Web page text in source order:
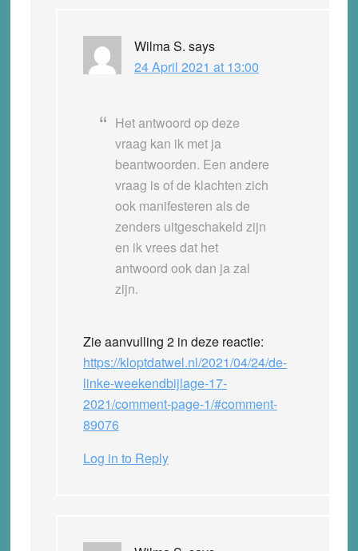
Wilma S. says
24 April 2021 at 13:00
Het antwoord op deze
vraag kan ik met ja
beantwoorden. Een andere
vraag is of de klachten zich
ook manifesteren als de
zenders uitgeschakeld zijn
en ik vrees dat het
antwoord ook dan ja zal
zijn.
Zieaanvulling 2in deze reactie:
https://kloptdatwel.nl/2021/04/24/de-
linke-weekendbijlage-17-
2021/comment-page-1/#comment-
89076
Log in to Reply